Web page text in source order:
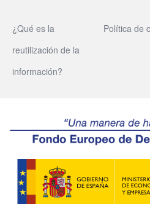
¿Qué es la
reutilización de la
información?
Política de